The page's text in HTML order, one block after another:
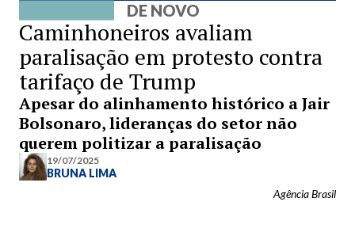
DE NOVO
Caminhoneiros avaliam
paralisação em protesto contra
tarifaço de Trump
Apesar do alinhamento histórico a Jair
Bolsonaro, lideranças do setor não
querem politizar a paralisação
19/07/2025
BRUNA LIMA
Agência Brasil